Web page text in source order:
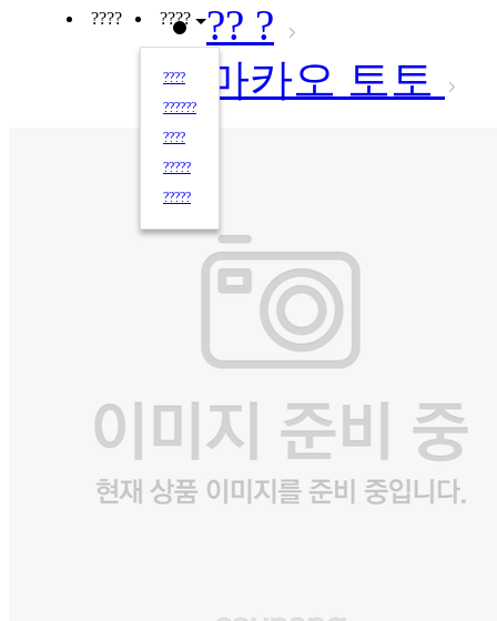
???? ????
????
??????
????
?????
?????
?? ?
마카오 토토